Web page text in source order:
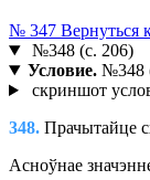
№ 347 Вернуться
№348 (с. 206)
Условие.№348
скриншот
348. Прачытайце
Асноўнае